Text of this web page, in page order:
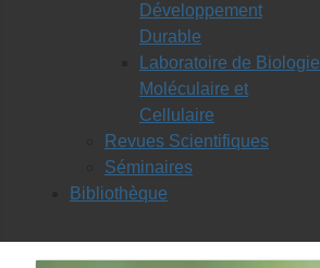
Développement
Durable
Laboratoire de Biologie
Moléculaire et
Cellulaire
Revues Scientifiques
Séminaires
Bibliothèque